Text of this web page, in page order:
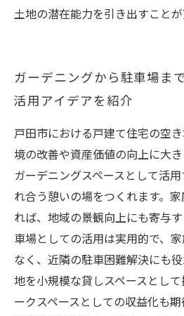
土地の潜在能力を引き出すことが
ガーデニングから駐車場ま
活用アイデアを紹介
戸田市における戸建て住宅の空
境の改善や資産価値の向上に大き
ガーデニングスペースとして活
れ合う憩いの場をつくれます。
れば、地域の景観向上にも寄与
車場としての活用は実用的で、
なく、近隣の駐車困難解決にも
地を小規模な貸しスペースとし
ークスペースとしての収益化も期